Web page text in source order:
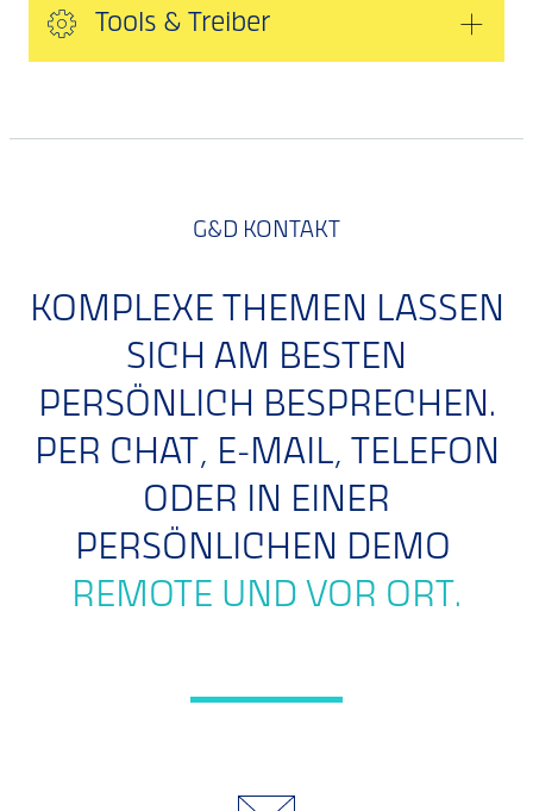
Tools & Treiber
G&D KONTAKT
KOMPLEXE THEMEN LASSEN
SICH AM BESTEN
PERSÖNLICH BESPRECHEN.
PER CHAT, E-MAIL, TELEFON
ODER IN EINER
PERSÖNLICHEN DEMO
REMOTE UND VOR ORT.